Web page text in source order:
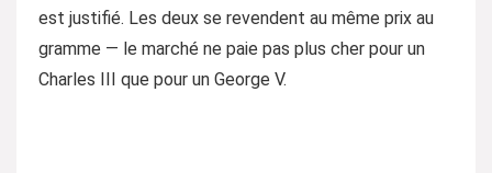
est justifié. Les deux se revendent au même prix au
gramme — le marché ne paie pas plus cher pour un
Charles III que pour un George V.